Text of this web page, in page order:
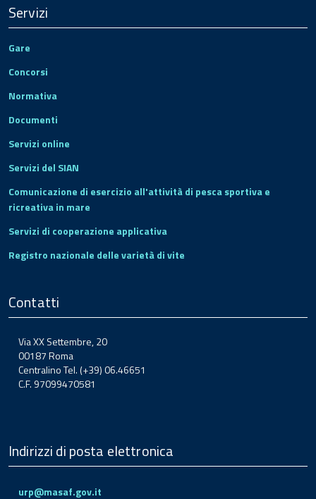
Servizi
Gare
Concorsi
Normativa
Documenti
Servizi online
Servizi del SIAN
Comunicazione di esercizio all'attività di pesca sportiva e
ricreativa in mare
Servizi di cooperazione applicativa
Registro nazionale delle varietà di vite
Contatti
Via XX Settembre, 20
00187 Roma
Centralino Tel. (+39) 06.46651
C.F. 97099470581
Indirizzi di posta elettronica
urp@masaf.gov.it